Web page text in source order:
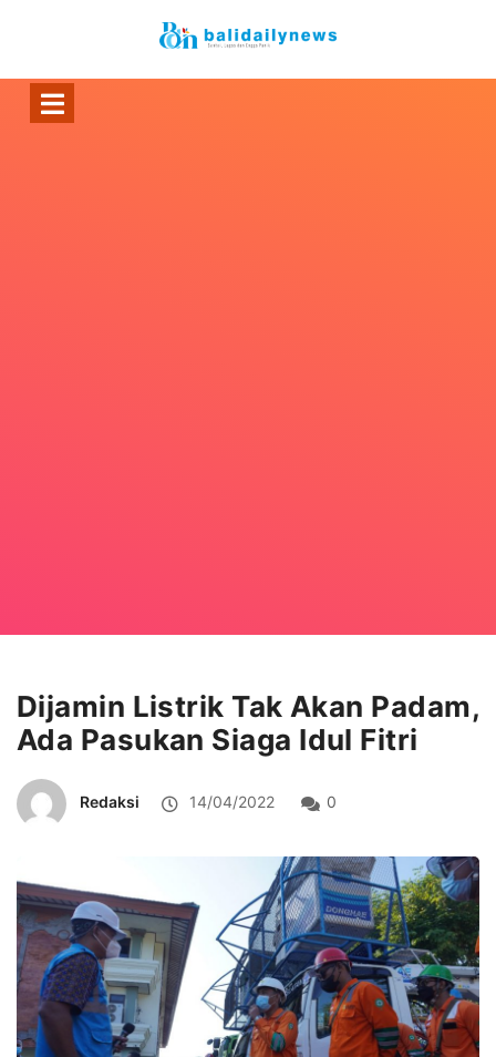
Dijamin Listrik Tak Akan Padam,
Ada Pasukan Siaga Idul Fitri
Redaksi 14/04/2022 0